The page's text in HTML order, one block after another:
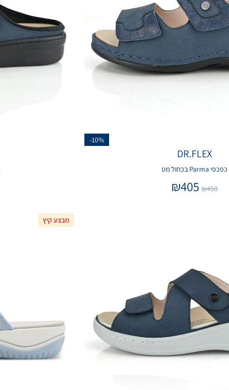
-10%
DR.FLEX
כפכפי Parma בכחול מט
₪450
₪405
מבצע קיץ